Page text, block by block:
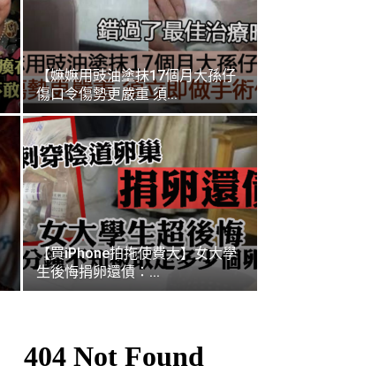
【嫲嫲用豉油塗抹17個月大孫仔
傷口令傷勢更嚴重 須...
【買iPhone拍拖使費大】女大學
生後悔捐卵還債：...